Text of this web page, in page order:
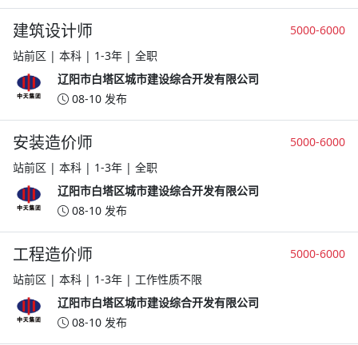
5000-6000
建筑设计师
站前区 | 本科 | 1-3年 | 全职
辽阳市白塔区城市建设综合开发有限公司
08-10 发布
5000-6000
安装造价师
站前区 | 本科 | 1-3年 | 全职
辽阳市白塔区城市建设综合开发有限公司
08-10 发布
5000-6000
工程造价师
站前区 | 本科 | 1-3年 | 工作性质不限
辽阳市白塔区城市建设综合开发有限公司
08-10 发布